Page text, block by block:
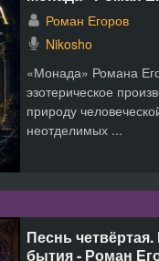
Роман Егоров
Nikosho
«Монада» Романа
эзотерическое
природу
неотделимых ...
Песнь
бытия - Роман